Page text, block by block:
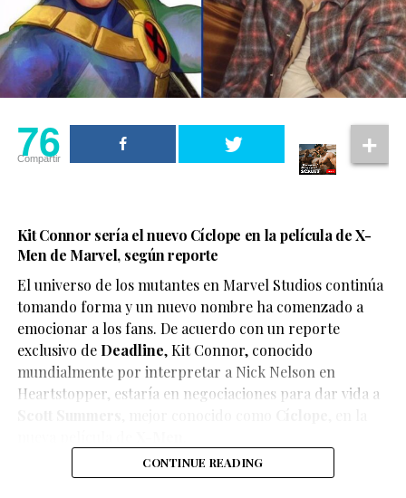
76
Compartir
Kit Connor sería el nuevo Cíclope en la película de X-
Men de Marvel, según reporte
El universo de los mutantes en Marvel Studios continúa
tomando forma y un nuevo nombre ha comenzado a
emocionar a los fans. De acuerdo con un reporte
exclusivo de Deadline,Kit Connor, conocido
mundialmente por interpretar a Nick Nelson en
Heartstopper, estaría en negociaciones para dar vida a
CONTINUE READING